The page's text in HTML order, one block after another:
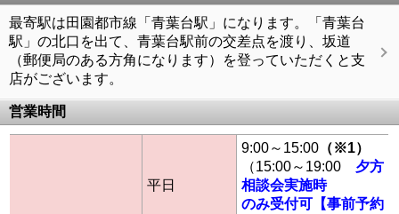
最寄駅は田園都市線「青葉台駅」になります。「青葉台
駅」の北口を出て、青葉台駅前の交差点を渡り、坂道
（郵便局のある方角になります）を登っていただくと支
店がございます。
営業時間
平日
9:00～15:00 （※1）
（15:00～19:00 夕方
相談会実施時
のみ受付可【事前予約